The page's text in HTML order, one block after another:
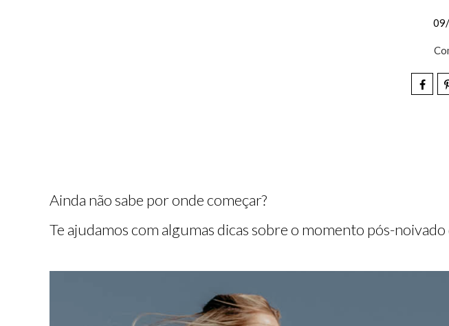
Ainda não sabe por onde começar?
Te ajudamos com algumas dicas sobre o momento pós-